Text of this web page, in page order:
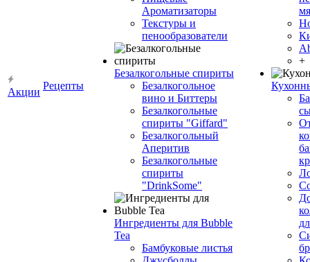
Акции
Рецепты
Ароматизаторы
Текстуры и
пенообразователи
Безалкогольные спириты
Безалкогольное
вино и Биттеры
Безалкогольные
спириты "Giffard"
Безалкогольный
Аперитив
Безалкогольные
спириты
"DrinkSome"
Ингредиенты для Bubble
Tea
Бамбуковые листья
+